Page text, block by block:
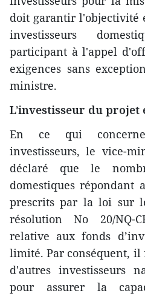
doit garantir l'objectivité
investisseurs
participant à l'appel
exigences sans
ministre.
L’investisseur du projet
En ce qui
investisseurs, le vice-
déclaré que le
domestiques répondant
prescrits par la loi sur
résolution No 20/NQ-
relative aux fonds
limité. Par conséquent, il
d'autres investisseurs
pour assurer la